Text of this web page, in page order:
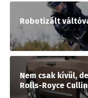
Robotizált
Nem csak kívül,
Rolls-Royce